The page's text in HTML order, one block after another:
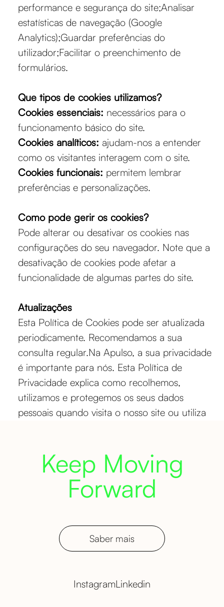
performance e segurança do site;Analisar
estatísticas de navegação (Google
Analytics);Guardar preferências do
utilizador;Facilitar o preenchimento de
formulários.
Que tipos de cookies utilizamos?
Cookies essenciais: necessários para o
funcionamento básico do site.
Cookies analíticos: ajudam-nos a entender
como os visitantes interagem com o site.
Cookies funcionais: permitem lembrar
preferências e personalizações.
Como pode gerir os cookies?
Pode alterar ou desativar os cookies nas
configurações do seu navegador. Note que a
desativação de cookies pode afetar a
funcionalidade de algumas partes do site.
Atualizações
Esta Política de Cookies pode ser atualizada
periodicamente. Recomendamos a sua
consulta regular.Na Apulso, a sua privacidade
é importante para nós. Esta Política de
Privacidade explica como recolhemos,
utilizamos e protegemos os seus dados
pessoais quando visita o nosso site ou utiliza
Keep Moving
Forward
Saber mais
InstagramLinkedin